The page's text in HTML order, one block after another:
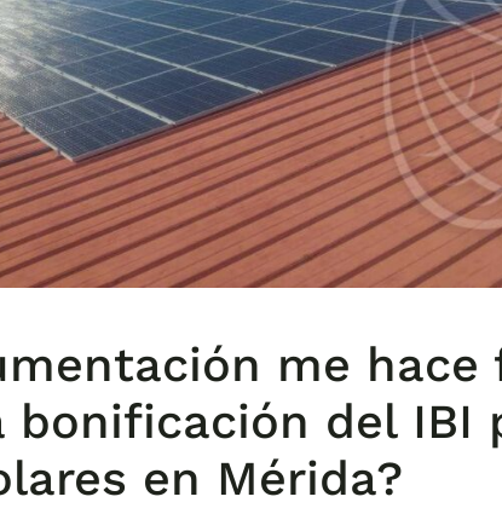
me hace
bonificación del IBI
en Mérida?